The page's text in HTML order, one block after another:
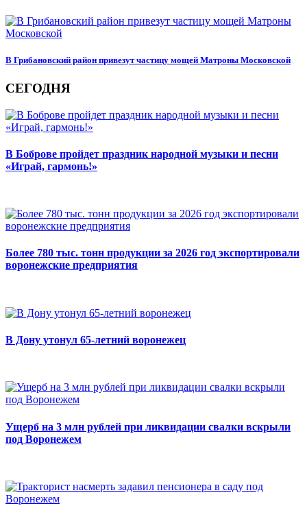
В Грибановский район привезут частицу мощей Матроны Московской
СЕГОДНЯ
В Боброве пройдет праздник народной музыки и песни
«Играй, гармонь!»
Более 780 тыс. тонн продукции за 2026 год экспортировали
воронежские предприятия
В Дону утонул 65-летний воронежец
Ущерб на 3 млн рублей при ликвидации свалки вскрыли
под Воронежем